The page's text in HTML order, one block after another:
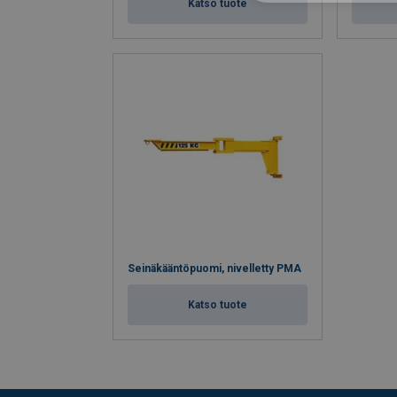
Katso tuote
Seinäkääntöpuomi, nivelletty PMA
Katso tuote